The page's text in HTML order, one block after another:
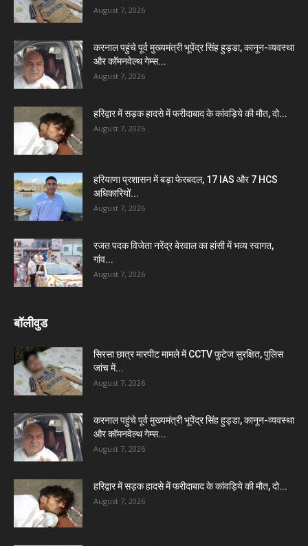
August 7, 2026
करनाल पहुंचे पूर्व मुख्यमंत्री भूपेंद्र सिंह हुड्डा, कानून-व्यवस्था
और कॉमनवेल्थ गेम्स...
August 7, 2026
हरिद्वार में सड़क हादसे में फरीदाबाद के कांवड़िये की मौत, दो...
August 7, 2026
हरियाणा प्रशासन में बड़ा फेरबदल, 17 IAS और 7 HCS
अधिकारियों...
August 7, 2026
रजत पदक विजेता नरेंद्र बेरवाल का हांसी में भव्य स्वागत,
गांव...
August 7, 2026
बॉलीवुड
सिरसा छात्र मारपीट मामले में CCTV फुटेज सुरक्षित, पुलिस
जांच में...
August 7, 2026
करनाल पहुंचे पूर्व मुख्यमंत्री भूपेंद्र सिंह हुड्डा, कानून-व्यवस्था
और कॉमनवेल्थ गेम्स...
August 7, 2026
हरिद्वार में सड़क हादसे में फरीदाबाद के कांवड़िये की मौत, दो...
August 7, 2026